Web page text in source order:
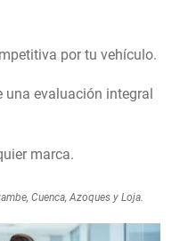
por tu vehículo.
una evaluación integral
marca.
Cuenca, Azoques y Loja.